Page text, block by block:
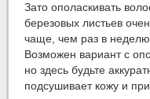
Зато ополаскивать
березовых листьев
чаще, чем раз в неделю
Возможен вариант с
но здесь будьте
подсушивает кожу и